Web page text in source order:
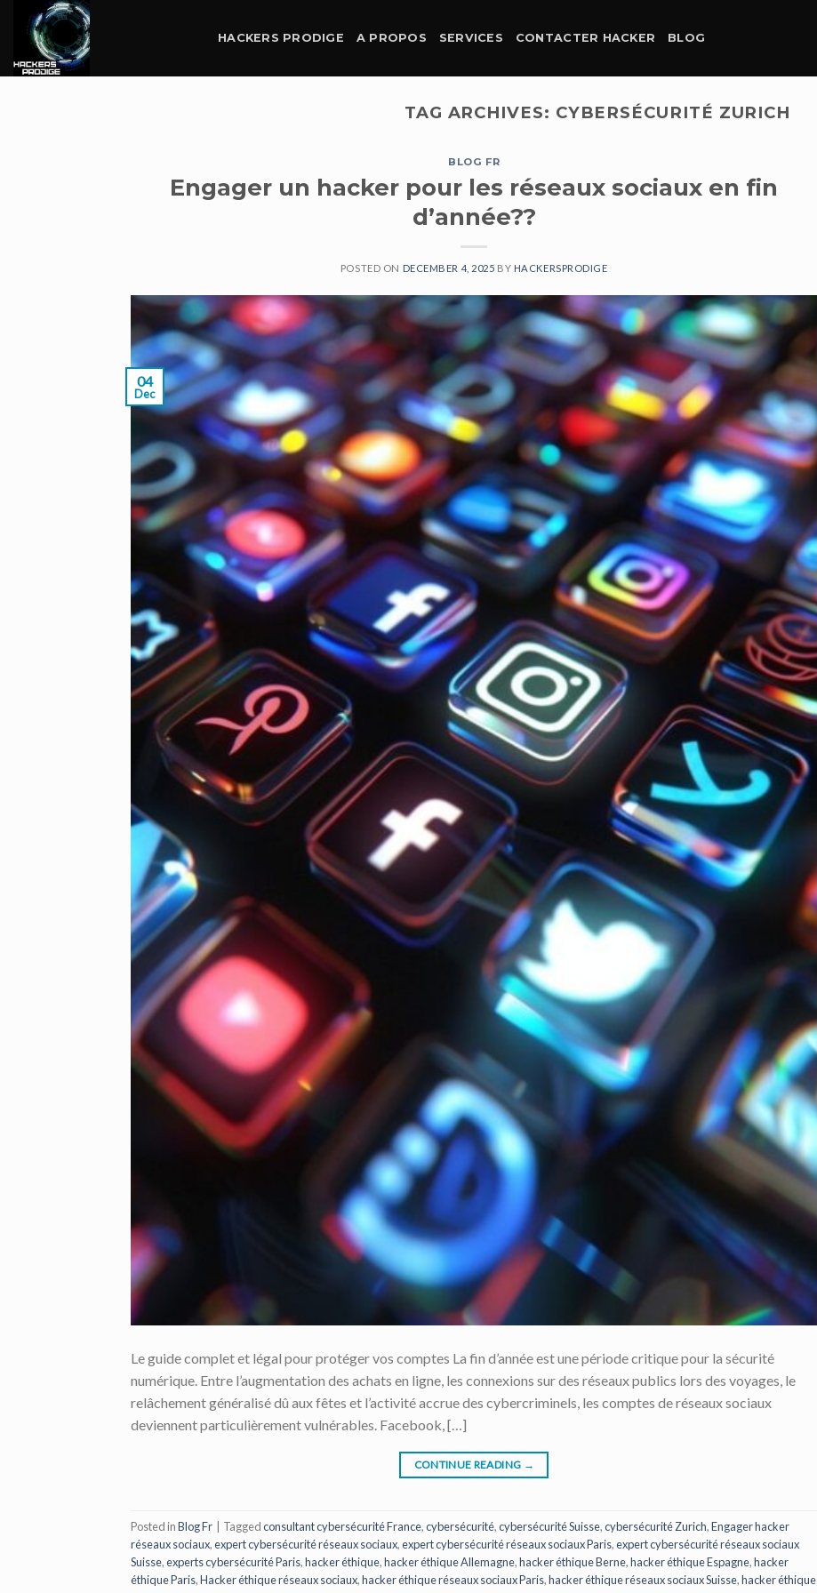
content
HACKERS PRODIGE A PROPOS SERVICES CONTACTER HACKER BLOG
TAG ARCHIVES: CYBERSÉCURITÉ ZURICH
BLOG FR
Engager un hacker pour les réseaux sociaux en fin
d’année??
POSTED ON DECEMBER 4, 2025 BY HACKERSPRODIGE
04
Dec
Le guide complet et légal pour protéger vos comptes La fin d’année est une période critique pour la sécurité
numérique. Entre l’augmentation des achats en ligne, les connexions sur des réseaux publics lors des voyages, le
relâchement généralisé dû aux fêtes et l’activité accrue des cybercriminels, les comptes de réseaux sociaux
deviennent particulièrement vulnérables. Facebook, […]
CONTINUE READING →
Posted inBlog Fr Taggedconsultant cybersécurité France,cybersécurité,cybersécurité Suisse,cybersécurité Zurich,Engager hacker
réseaux sociaux,expert cybersécurité réseaux sociaux,expert cybersécurité réseaux sociaux Paris,expert cybersécurité réseaux sociaux
Suisse,experts cybersécurité Paris,hacker éthique,hacker éthique Allemagne,hacker éthique Berne,hacker éthique Espagne,hacker
éthique Paris,Hacker éthique réseaux sociaux,hacker éthique réseaux sociaux Paris,hacker éthique réseaux sociaux Suisse,hacker éthique